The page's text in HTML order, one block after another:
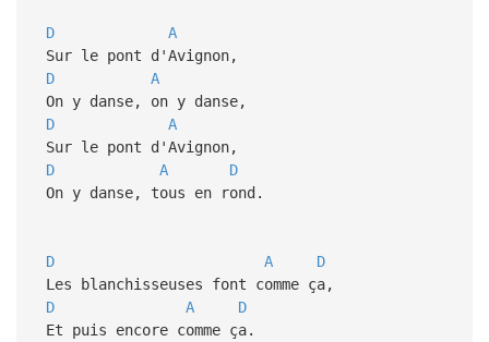
D
A
Sur le pont d'Avignon,
D
A
On y danse, on y danse,
D
A
Sur le pont d'Avignon,
D
A
D
On y danse, tous en rond.
D A
D
Les blanchisseuses font comme ça,
D
A
D
Et puis encore comme ça.